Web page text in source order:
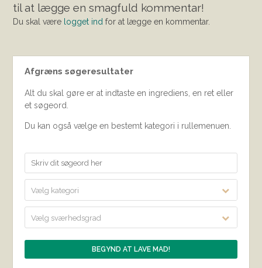
til at lægge en smagfuld kommentar!
Du skal være logget ind for at lægge en kommentar.
Afgræns søgeresultater
Alt du skal gøre er at indtaste en ingrediens, en ret eller
et søgeord.
Du kan også vælge en bestemt kategori i rullemenuen.
Vælg kategori
Vælg sværhedsgrad